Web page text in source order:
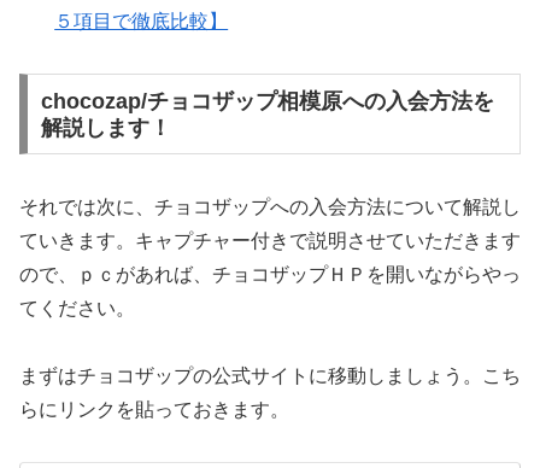
５項目で徹底比較】
chocozap/チョコザップ相模原への入会方法を
解説します！
それでは次に、チョコザップへの入会方法について解説し
ていきます。キャプチャー付きで説明させていただきます
ので、ｐｃがあれば、チョコザップＨＰを開いながらやっ
てください。
まずはチョコザップの公式サイトに移動しましょう。こち
らにリンクを貼っておきます。